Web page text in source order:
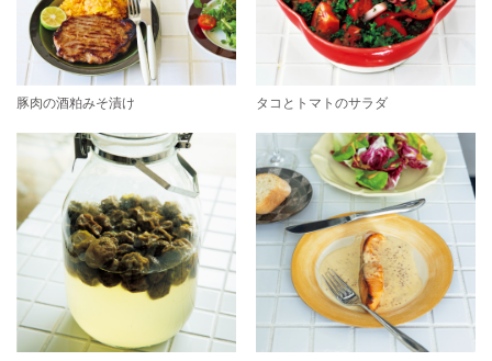
豚肉の酒粕みそ漬け タコとトマトのサラダ